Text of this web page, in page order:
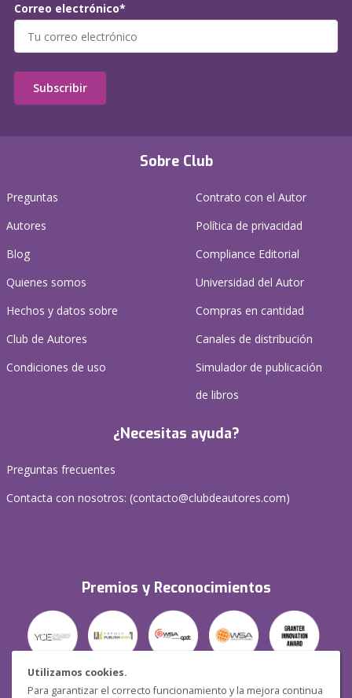
Utilizamos cookies.
Para garantizar el correcto funcionamiento y la mejora continua
Sobre Club
Preguntas
Autores
Blog
Quienes somos
Hechos y datos sobre
Club de Autores
Condiciones de uso
Contrato con el Autor
Política de privacidad
Compliance Editorial
Universidad del Autor
Compras en cantidad
Canales de distribución
Simulador de publicación
de libros
¿Necesitas ayuda?
Preguntas frecuentes
Contacta con nosotros: (contacto@clubdeautores.com)
Premios y Reconocimientos
Correo electrónico*
Subscribir